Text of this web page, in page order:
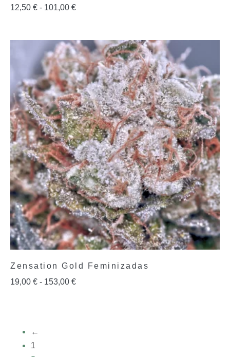
12,50 € - 101,00 €
Zensation Gold Feminizadas
19,00 € - 153,00 €
←
1